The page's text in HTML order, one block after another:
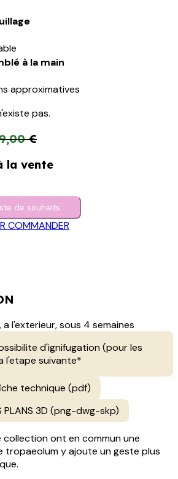
à la main
approximatives
pas.
€
la vente
de s​o​uh​aits
COMMANDER
l'exterieur, sous 4 semaines
d'ignifugation (pour les
l'etape suivante*
technique (pdf)
PLANS 3D (png-dwg-skp)
ont en commun une
tropaeolum y ajoute un geste plus